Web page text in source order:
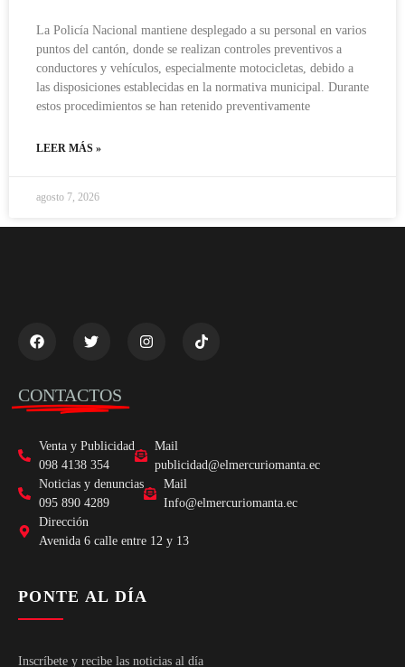
La Policía Nacional mantiene desplegado a su personal en varios
puntos del cantón, donde se realizan controles preventivos a
conductores y vehículos, especialmente motocicletas, debido a
las disposiciones establecidas en la normativa municipal. Durante
estos procedimientos se han retenido preventivamente
LEER MÁS »
agosto 7, 2026
CONTACTOS
Venta y Publicidad
098 4138 354
Mail
publicidad@elmercuriomanta.ec
Noticias y denuncias
095 890 4289
Mail
Info@elmercuriomanta.ec
Dirección
Avenida 6 calle entre 12 y 13
PONTE AL DÍA
Inscríbete y recibe las noticias al día